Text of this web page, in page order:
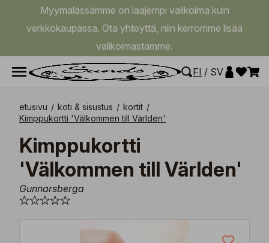
Myymälässämme on laajempi valikoima kuin
verkkokaupassa. Ota yhteyttä, niin kerromme lisää
valikoimastamme.
FI / SV
etusivu / koti & sisustus / kortit /
Kimppukortti 'Välkommen till Världen'
Kimppukortti
'Välkommen till Världen'
Gunnarsberga